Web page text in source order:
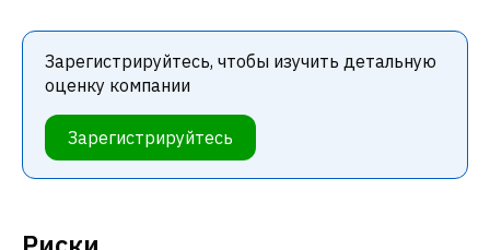
Зарегистрируйтесь, чтобы изучить детальную
оценку компании
Зарегистрируйтесь